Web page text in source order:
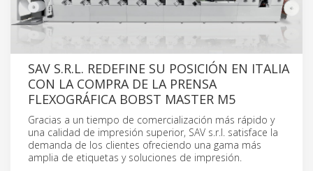
SAV S.R.L. REDEFINE SU POSICIÓN EN ITALIA
CON LA COMPRA DE LA PRENSA
FLEXOGRÁFICA BOBST MASTER M5
Gracias a un tiempo de comercialización más rápido y
una calidad de impresión superior, SAV s.r.l. satisface la
demanda de los clientes ofreciendo una gama más
amplia de etiquetas y soluciones de impresión.